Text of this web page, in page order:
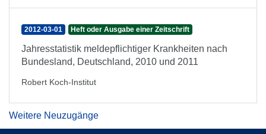
2012-03-01 Heft oder Ausgabe einer Zeitschrift
Jahresstatistik meldepflichtiger Krankheiten nach
Bundesland, Deutschland, 2010 und 2011
Robert Koch-Institut
Weitere Neuzugänge